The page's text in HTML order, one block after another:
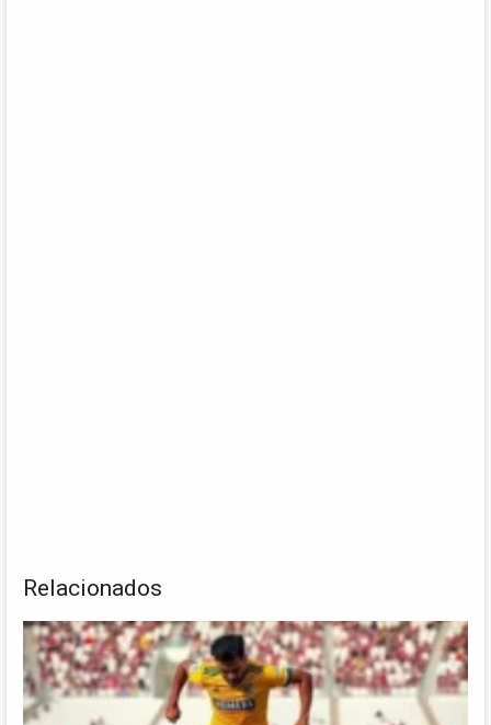
Relacionados